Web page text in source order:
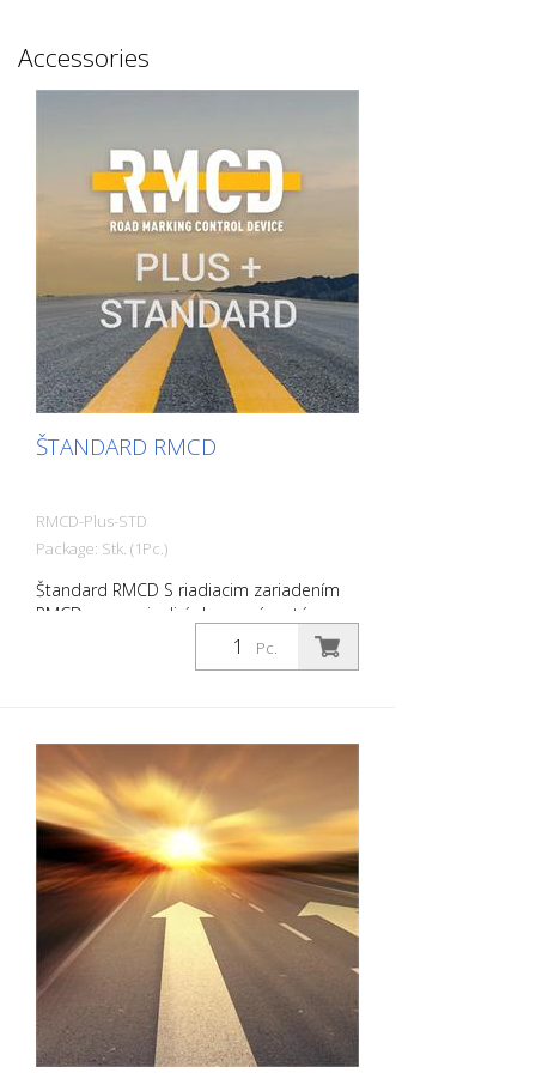
keď ho vyberáte a nasadzujete na
striekaciu pištoľ. - Pri tomto procese
elegantnom kartónovom obale. Môže sa
otvárať a zatvárať aj v rukaviciach. -
Tesnenia sú balené samostatne v
papierovom vrecku. - Už žiadne blistrové
balenie, ktoré sa na stavbe ťažko otvára.
VYROBENÉ V EURÓPE
Accessories
ŠTANDARD RMCD
RMCD-Plus-STD
Package: Stk. (1Pc.)
Štandard RMCD S riadiacim zariadením
RMCD sme vyvinuli úplne nový systém na
pohodlnejšiu obsluhu strojov na značenie
ciest. Základom je systém zbernice CAN
vysokým rozlíšením alebo ich jednoducho
zadať. Okrem úplne nového
používateľského rozhrania (rozhranie
RMCD) sme zapracovali ďalšie funkcie.
Ako napríklad zmena dĺžky čiary alebo
medzery počas práce. Funkcia
pripomienkovania služieb a mnoho
ďalšieho. Výhody RMCD Standard: - RMCD
- Zariadenie na kontrolu dopravného
značenia - Štandard - RMCD-Drive
(jedinečná manipulácia) - Rozhranie RMCD
(moderné, farebné používateľské
rozhranie) - RMCD zbernica CAN - 5-
Pc.